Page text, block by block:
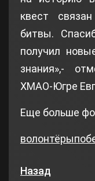
квест
битвы.
получил
знания»,-
ХМАО-Югре
Еще больше
Назад